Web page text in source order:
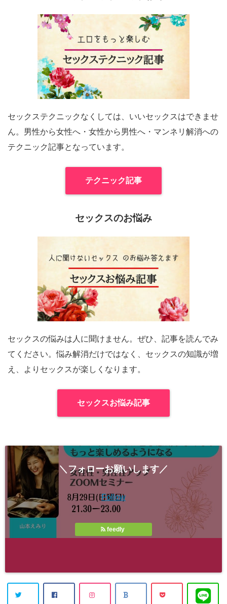
セックステクニックなくしては、いいセックスはできませ
ん。男性から女性へ・女性から男性へ・マンネリ解消への
テクニック記事となっています。
テクニック記事
セックスのお悩み
セックスの悩みは人に聞けません。ぜひ、記事を読んでみ
てください。悩み解消だけではなく、セックスの知識が増
え、よりセックスが楽しくなります。
セックスお悩み記事
＼フォローお願いします／
Follow
feedly